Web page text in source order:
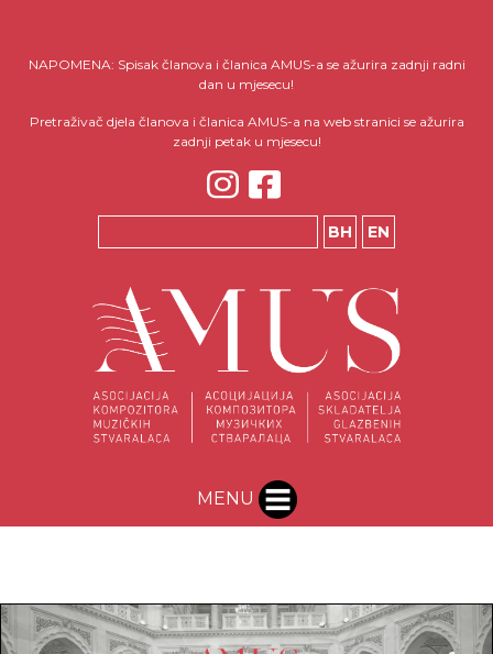
NAPOMENA: Spisak članova i članica AMUS-a se ažurira zadnji radni
dan u mjesecu!
Pretraživač djela članova i članica AMUS-a na web stranici se ažurira
zadnji petak u mjesecu!
BH EN
MENU